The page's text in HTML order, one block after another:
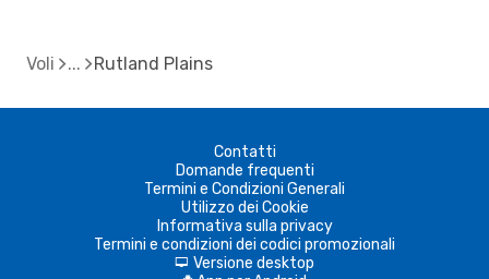
Voli Rutland Plains
Contatti
Domande frequenti
Termini e Condizioni Generali
Utilizzo dei Cookie
Informativa sulla privacy
Termini e condizioni dei codici promozionali
d Versione desktop